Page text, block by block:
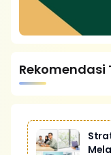
Rekomendasi